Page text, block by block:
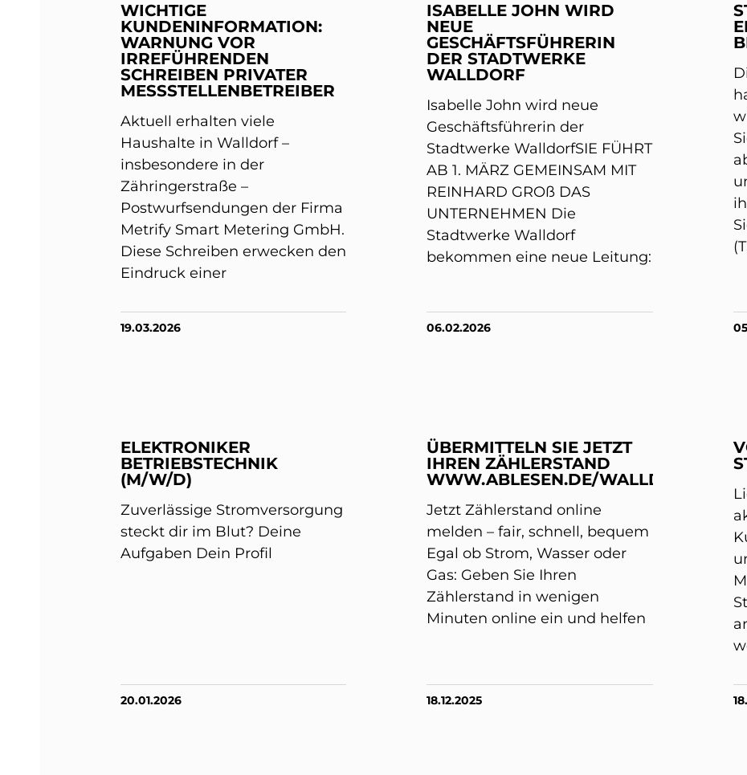
WICHTIGE
KUNDENINFORMATION:
WARNUNG VOR
IRREFÜHRENDEN
SCHREIBEN PRIVATER
MESSSTELLENBETREIBER
Aktuell erhalten viele
Haushalte in Walldorf –
insbesondere in der
Zähringerstraße –
Postwurfsendungen der Firma
Metrify Smart Metering GmbH.
Diese Schreiben erwecken den
Eindruck einer
19.03.2026
ISABELLE JOHN WIRD
NEUE
GESCHÄFTSFÜHRERIN
DER STADTWERKE
WALLDORF
Isabelle John wird neue
Geschäftsführerin der
Stadtwerke WalldorfSIE FÜHRT
AB 1. MÄRZ GEMEINSAM MIT
REINHARD GROß DAS
UNTERNEHMEN Die
Stadtwerke Walldorf
bekommen eine neue Leitung:
06.02.2026
ELEKTRONIKER
BETRIEBSTECHNIK
(M/W/D)
Zuverlässige Stromversorgung
steckt dir im Blut? Deine
Aufgaben Dein Profil
20.01.2026
ÜBERMITTELN SIE JETZT
IHREN ZÄHLERSTAND
WWW.ABLESEN.DE/WALLDORF/
Jetzt Zählerstand online
melden – fair, schnell, bequem
Egal ob Strom, Wasser oder
Gas: Geben Sie Ihren
Zählerstand in wenigen
Minuten online ein und helfen
18.12.2025